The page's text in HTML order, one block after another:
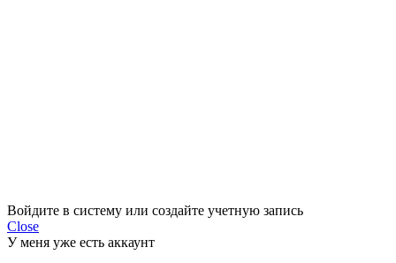
Войдите в систему или создайте учетную запись
Close
У меня уже есть аккаунт